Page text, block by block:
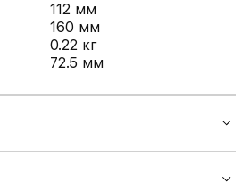
112 мм
160 мм
0.22 кг
72.5 мм